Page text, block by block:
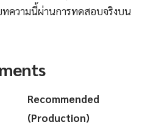
ความนี้ผ่านการทดสอบจริงบน
Recommended
(Production)